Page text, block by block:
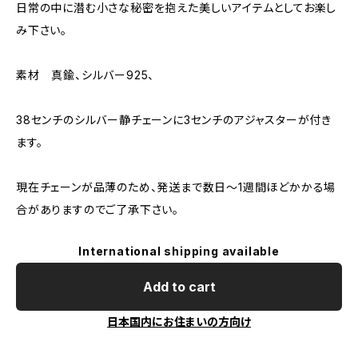
日常の中に潜む小さな秘密を抱えた美しいアイテムとしてお楽し
み下さい。
素材 真鍮、シルバー925、
38センチのシルバー静チェーンに3センチのアジャスターが付き
ます。
現在チェーンが品薄のため、発送まで数日〜1週間ほどかかる場
合がありますのでご了承下さい。
International shipping available
Add to cart
日本国内にお住まいの方向け